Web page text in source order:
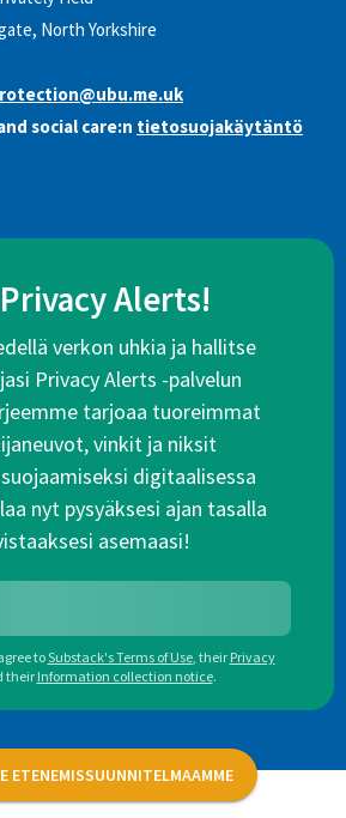
North Yorkshire
social care:n tietosuojakäytäntö
Alerts!
verkon uhkia ja hallitse
Privacy Alerts -palvelun
tarjoaa tuoreimmat
vinkit ja niksit
digitaalisessa
nyt pysyäksesi ajan tasalla
asemaasi!
toSubstack's Terms of Use, their Privacy
their Information collection notice.
ETENEMISSUUNNITELMAAMME